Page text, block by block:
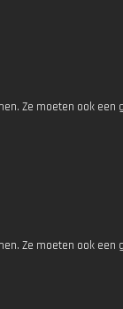
Ze moeten ook een
Ze moeten ook een